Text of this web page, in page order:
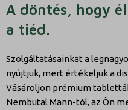
A döntés, hogy
a tiéd.
Szolgáltatásainkat a
nyújtjuk, mert értékeljük a
Vásároljon prémium
Nembutal Mann-tól, az Ön